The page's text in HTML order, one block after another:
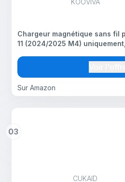
KOOVIVA
Sur Amazon
Chargeur magnétique sans fil
11 (2024/2025 M4)
charge sans fil en alliage
USB-C
03
CUKAID